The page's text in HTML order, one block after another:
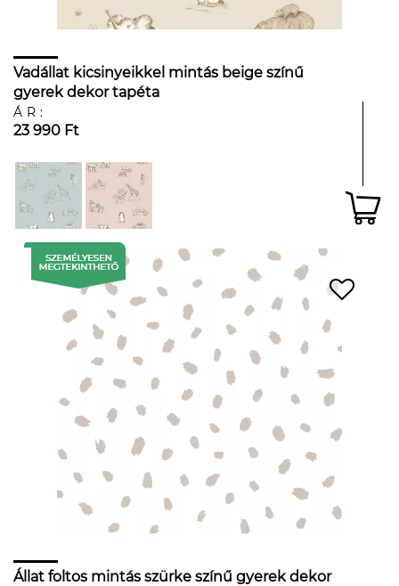
Vadállat kicsinyeikkel mintás beige színű
gyerek dekor tapéta
ÁR:
23 990 Ft
Állat foltos mintás szürke színű gyerek dekor